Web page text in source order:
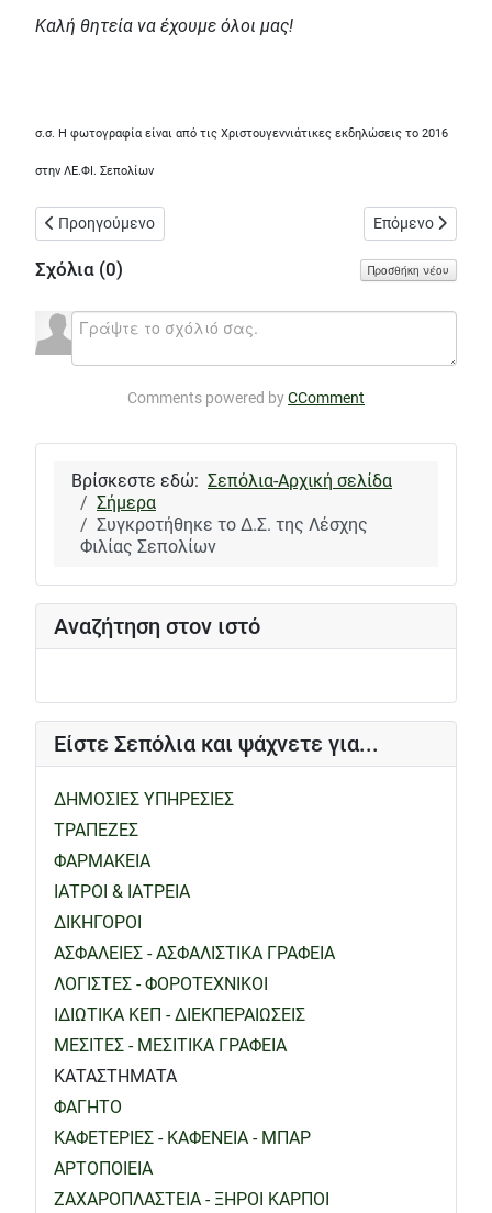
Αναζήτηση στον ιστό
Είστε Σεπόλια και ψάχνετε για...
ΔΗΜΟΣΙΕΣ ΥΠΗΡΕΣΙΕΣ
ΤΡΑΠΕΖΕΣ
ΦΑΡΜΑΚΕΙΑ
ΙΑΤΡΟΙ & ΙΑΤΡΕΙΑ
ΔΙΚΗΓΟΡΟΙ
ΑΣΦΑΛΕΙΕΣ - ΑΣΦΑΛΙΣΤΙΚΑ ΓΡΑΦΕΙΑ
ΛΟΓΙΣΤΕΣ - ΦΟΡΟΤΕΧΝΙΚΟΙ
ΙΔΙΩΤΙΚΑ ΚΕΠ - ΔΙΕΚΠΕΡΑΙΩΣΕΙΣ
ΜΕΣΙΤΕΣ - ΜΕΣΙΤΙΚΑ ΓΡΑΦΕΙΑ
ΚΑΤΑΣΤΗΜΑΤΑ
ΦΑΓΗΤΟ
ΚΑΦΕΤΕΡΙΕΣ - ΚΑΦΕΝΕΙΑ - ΜΠΑΡ
ΑΡΤΟΠΟΙΕΙΑ
ΖΑΧΑΡΟΠΛΑΣΤΕΙΑ - ΞΗΡΟΙ ΚΑΡΠΟΙ
Καλή θητεία να έχουμε όλοι μας!
σ.σ. Η φωτογραφία είναι από τις Χριστουγεννιάτικες εκδηλώσεις το 2016
στην ΛΕ.ΦΙ. Σεπολίων
Προηγούμενο άρθρο: Και το γηπεδάκι 5Χ5 στην Αυλώνος στο
Προηγούμενο Επόμενο άρθρο:
Επόμενο
Σχόλια (0) Προσθήκη νέου
Comments powered byCComment
Βρίσκεστε εδώ: Σεπόλια-Αρχική σελίδα
Σήμερα
Συγκροτήθηκε το Δ.Σ. της Λέσχης
Φιλίας Σεπολίων